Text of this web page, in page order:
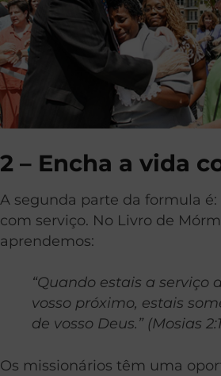
2 – Encha a vida
A segunda parte da formula é:
com serviço. No Livro de
aprendemos:
“Quando estais a serviço
vosso próximo, estais
de vosso Deus.” (Mosias
Os missionários têm uma